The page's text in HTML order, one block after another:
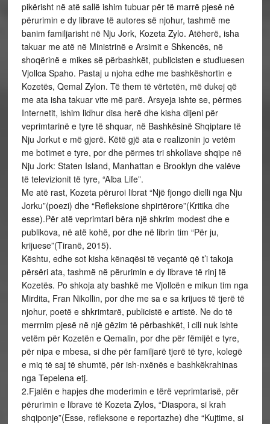
pikërisht në atë sallë ishim tubuar për të marrë pjesë në
përurimin e dy librave të autores së njohur, tashmë me
banim familjarisht në Nju Jork, Kozeta Zylo. Atëherë, isha
takuar me atë në Ministrinë e Arsimit e Shkencës, në
shoqërinë e mikes së përbashkët, publicisten e studiuesen
Vjollca Spaho. Pastaj u njoha edhe me bashkëshortin e
Kozetës, Qemal Zylon. Të them të vërtetën, më dukej që
me ata isha takuar vite më parë. Arsyeja ishte se, përmes
Internetit, ishim lidhur disa herë dhe kisha dijeni për
veprimtarinë e tyre të shquar, në Bashkësinë Shqiptare të
Nju Jorkut e më gjerë. Këtë gjë ata e realizonin jo vetëm
me botimet e tyre, por dhe përmes tri shkollave shqipe në
Nju Jork: Staten Island, Manhattan e Brooklyn dhe valëve
të televizionit të tyre, “Alba Life”.
Me atë rast, Kozeta përuroi librat “Një fjongo dielli nga Nju
Jorku”(poezi) dhe “Refleksione shpirtërore”(Kritika dhe
esse).Për atë veprimtari bëra një shkrim modest dhe e
publikova, në atë kohë, por dhe në librin tim “Për ju,
krijuese”(Tiranë, 2015).
Kështu, edhe sot kisha kënaqësi të veçantë që t’i takoja
përsëri ata, tashmë në përurimin e dy librave të rinj të
Kozetës. Po shkoja aty bashkë me Vjollcën e mikun tim nga
Mirdita, Fran Nikollin, por dhe me sa e sa krijues të tjerë të
njohur, poetë e shkrimtarë, publicistë e artistë. Ne do të
merrnim pjesë në një gëzim të përbashkët, i cili nuk ishte
vetëm për Kozetën e Qemalin, por dhe për fëmijët e tyre,
për nipa e mbesa, si dhe për familjarë tjerë të tyre, kolegë
e miq të saj të shumtë, për ish-nxënës e bashkëkrahinas
nga Tepelena etj.
2.Fjalën e hapjes dhe moderimin e tërë veprimtarisë, për
përurimin e librave të Kozeta Zylos, “Diaspora, si krah
shqiponje”(Esse, refleksone e reportazhe) dhe “Kujtime, si